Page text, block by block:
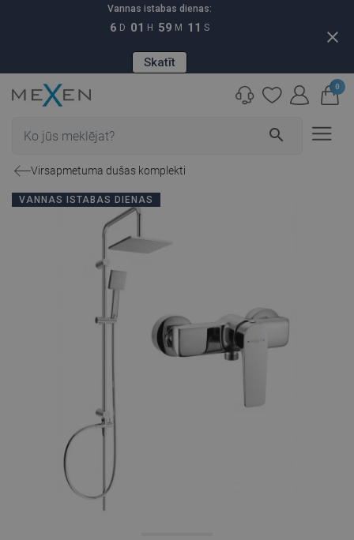
Vannas istabas dienas:
6 D 01 H 59 M 10 S
Skatīt
close
search
0
Virsapmetuma dušas komplekti
VANNAS ISTABAS DIENAS